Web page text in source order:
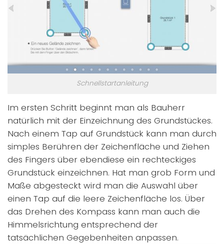
Schnellstartanleitung
Im ersten Schritt beginnt man als Bauherr
natürlich mit der Einzeichnung des Grundstückes.
Nach einem Tap auf Grundstück kann man durch
simples Berühren der Zeichenfläche und Ziehen
des Fingers über ebendiese ein rechteckiges
Grundstück einzeichnen. Hat man grob Form und
Maße abgesteckt wird man die Auswahl über
einen Tap auf die leere Zeichenfläche los. Über
das Drehen des Kompass kann man auch die
Himmelsrichtung entsprechend der
tatsächlichen Gegebenheiten anpassen.